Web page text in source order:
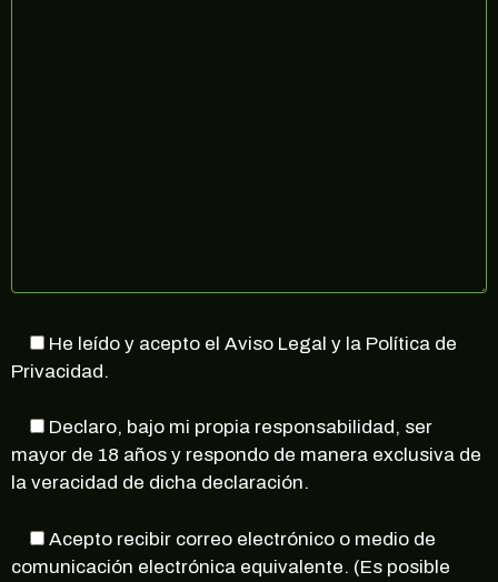
He leído y acepto el Aviso Legal y la Política de
Privacidad.
Declaro, bajo mi propia responsabilidad, ser
mayor de 18 años y respondo de manera exclusiva de
la veracidad de dicha declaración.
Acepto recibir correo electrónico o medio de
comunicación electrónica equivalente. (Es posible